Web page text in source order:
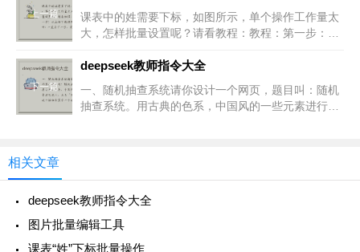
上一篇
课表中的姓需要下标，如图所示，单个操作工作量太
大，怎样批量设置呢？请看教程：教程：第一步：从
装。第二步：选择需要设置下标表格，在插件：更多
下一篇
deepseek教师指令大全
一、随机抽查系统请你设计一个网页，题目叫：随机
抽查系统。用古典的色系，中国风的一些元素进行设
相关文章
deepseek教师指令大全
图片批量编辑工具
课表“姓”下标批量操作